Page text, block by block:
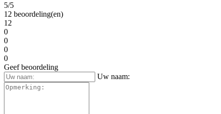
5/5
12 beoordeling(en)
12
0
0
0
0
Geef beoordeling
Uw naam: